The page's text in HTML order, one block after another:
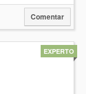
Comentar
EXPERTO